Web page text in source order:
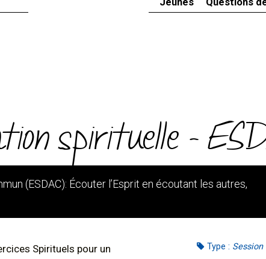
spirituelle -
(ESDAC): Écouter l’Esprit en écoutant les autres,
Spirituels pour un
Type : Session